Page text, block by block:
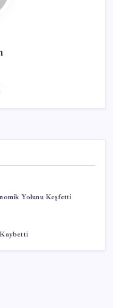
Yolunu Keşfetti
Kaybetti